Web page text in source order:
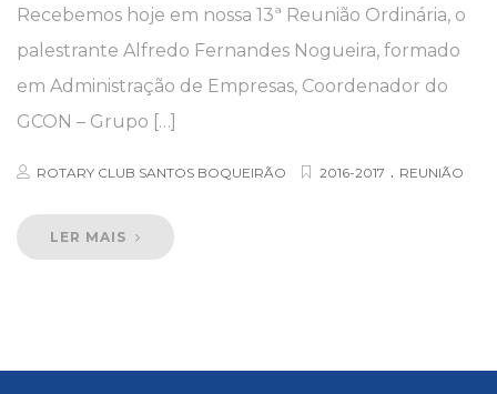
Recebemos hoje em nossa 13ª Reunião Ordinária, o
palestrante Alfredo Fernandes Nogueira, formado
em Administração de Empresas, Coordenador do
GCON – Grupo […]
ROTARY CLUB SANTOS BOQUEIRÃO 2016-2017 . REUNIÃO
LER MAIS